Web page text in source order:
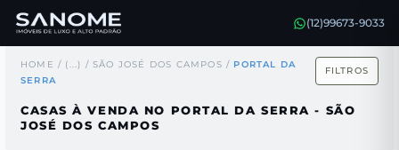
(12)99673-9033
HOME / (...) / SÃO JOSÉ DOS CAMPOS / PORTAL DA
SERRA
FILTROS
CASAS À VENDA NO PORTAL DA SERRA - SÃO
JOSÉ DOS CAMPOS